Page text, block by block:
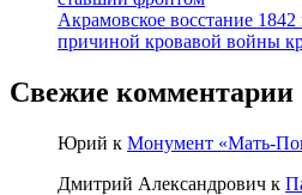
Акрамовское восстание 1842
причиной кровавой войны
Свежие комментарии
Юрий к Монумент «Мать-
Дмитрий Александрович к